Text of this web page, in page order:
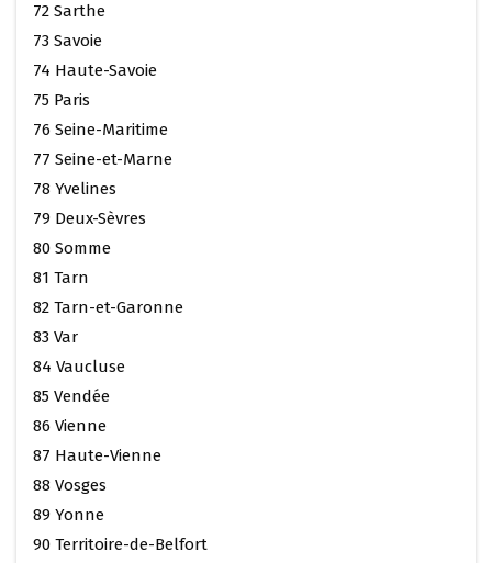
72 Sarthe
73 Savoie
74 Haute-Savoie
75 Paris
76 Seine-Maritime
77 Seine-et-Marne
78 Yvelines
79 Deux-Sèvres
80 Somme
81 Tarn
82 Tarn-et-Garonne
83 Var
84 Vaucluse
85 Vendée
86 Vienne
87 Haute-Vienne
88 Vosges
89 Yonne
90 Territoire-de-Belfort